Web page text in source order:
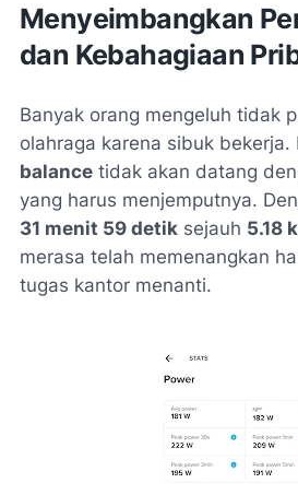
Menyeimbangkan
dan Kebahagiaan
Banyak orang mengeluh tidak
olahraga karena sibuk bekerja.
balance tidak akan datang
yang harus menjemputnya.
31 menit 59 detik sejauh 5.18
merasa telah memenangkan
tugas kantor menanti.